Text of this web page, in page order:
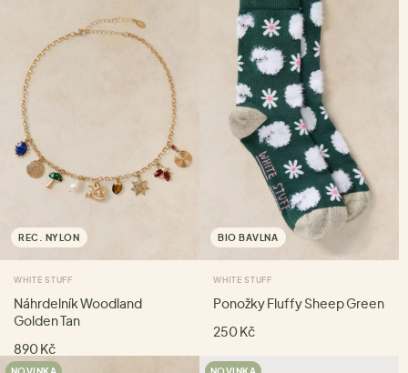
REC. NYLON
WHITE STUFF
Náhrdelník Woodland
Golden Tan
890 Kč
BIO BAVLNA
WHITE STUFF
Ponožky Fluffy Sheep Green
250 Kč